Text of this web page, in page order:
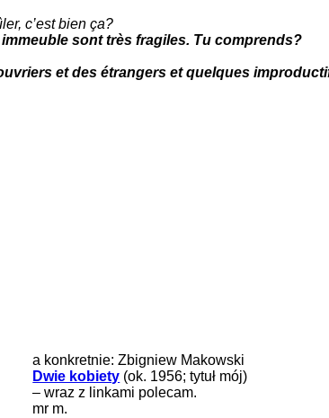
c’est bien ça?
sont très fragiles. Tu comprends?
et des étrangers et quelques
a konkretnie: Zbigniew Makowski
Dwie kobiety (ok. 1956; tytuł mój)
– wraz z linkami polecam.
mr m.